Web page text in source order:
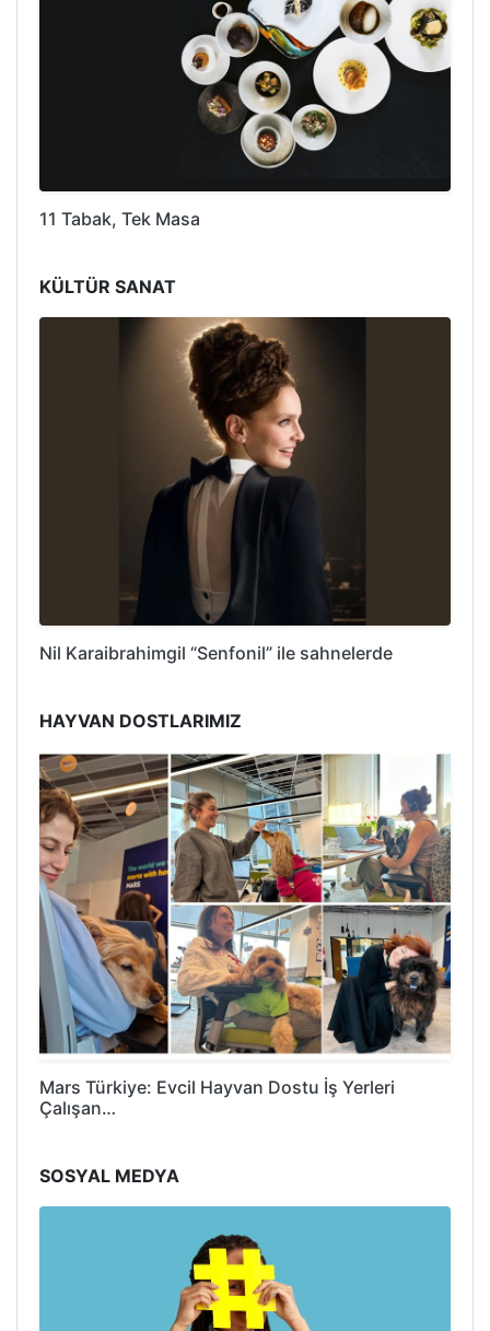
11 Tabak, Tek Masa
KÜLTÜR SANAT
Nil Karaibrahimgil “Senfonil” ile sahnelerde
HAYVAN DOSTLARIMIZ
Mars Türkiye: Evcil Hayvan Dostu İş Yerleri
Çalışan…
SOSYAL MEDYA